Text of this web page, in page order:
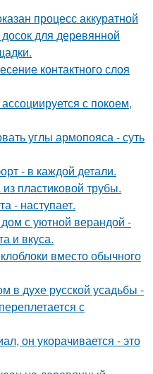
процесс аккуратной
для деревянной
контактного слоя
с покоем,
углы армопояса - суть
- в каждой детали.
пластиковой трубы.
- наступает.
с уютной верандой -
и вкуса.
вместо обычного
в духе русской усадьбы -
с
он укорачивается - это